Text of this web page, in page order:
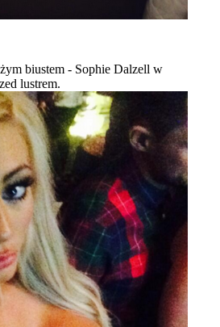
biustem - Sophie Dalzell w
lustrem.